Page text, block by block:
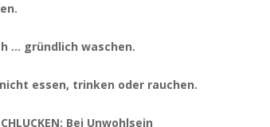
… gründlich waschen.
nicht essen, trinken oder rauchen.
Bei Unwohlsein